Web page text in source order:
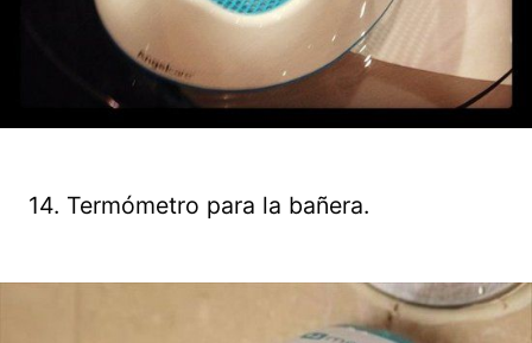
14. Termómetro para la bañera.